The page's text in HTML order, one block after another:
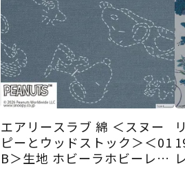
エアリースラブ 綿 ＜スヌー
ピーとウッドストック＞＜01
B＞生地 ホビーラホビーレデ